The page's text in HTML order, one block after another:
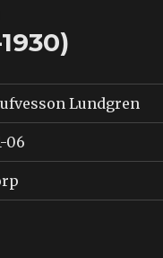
Lundgren
06